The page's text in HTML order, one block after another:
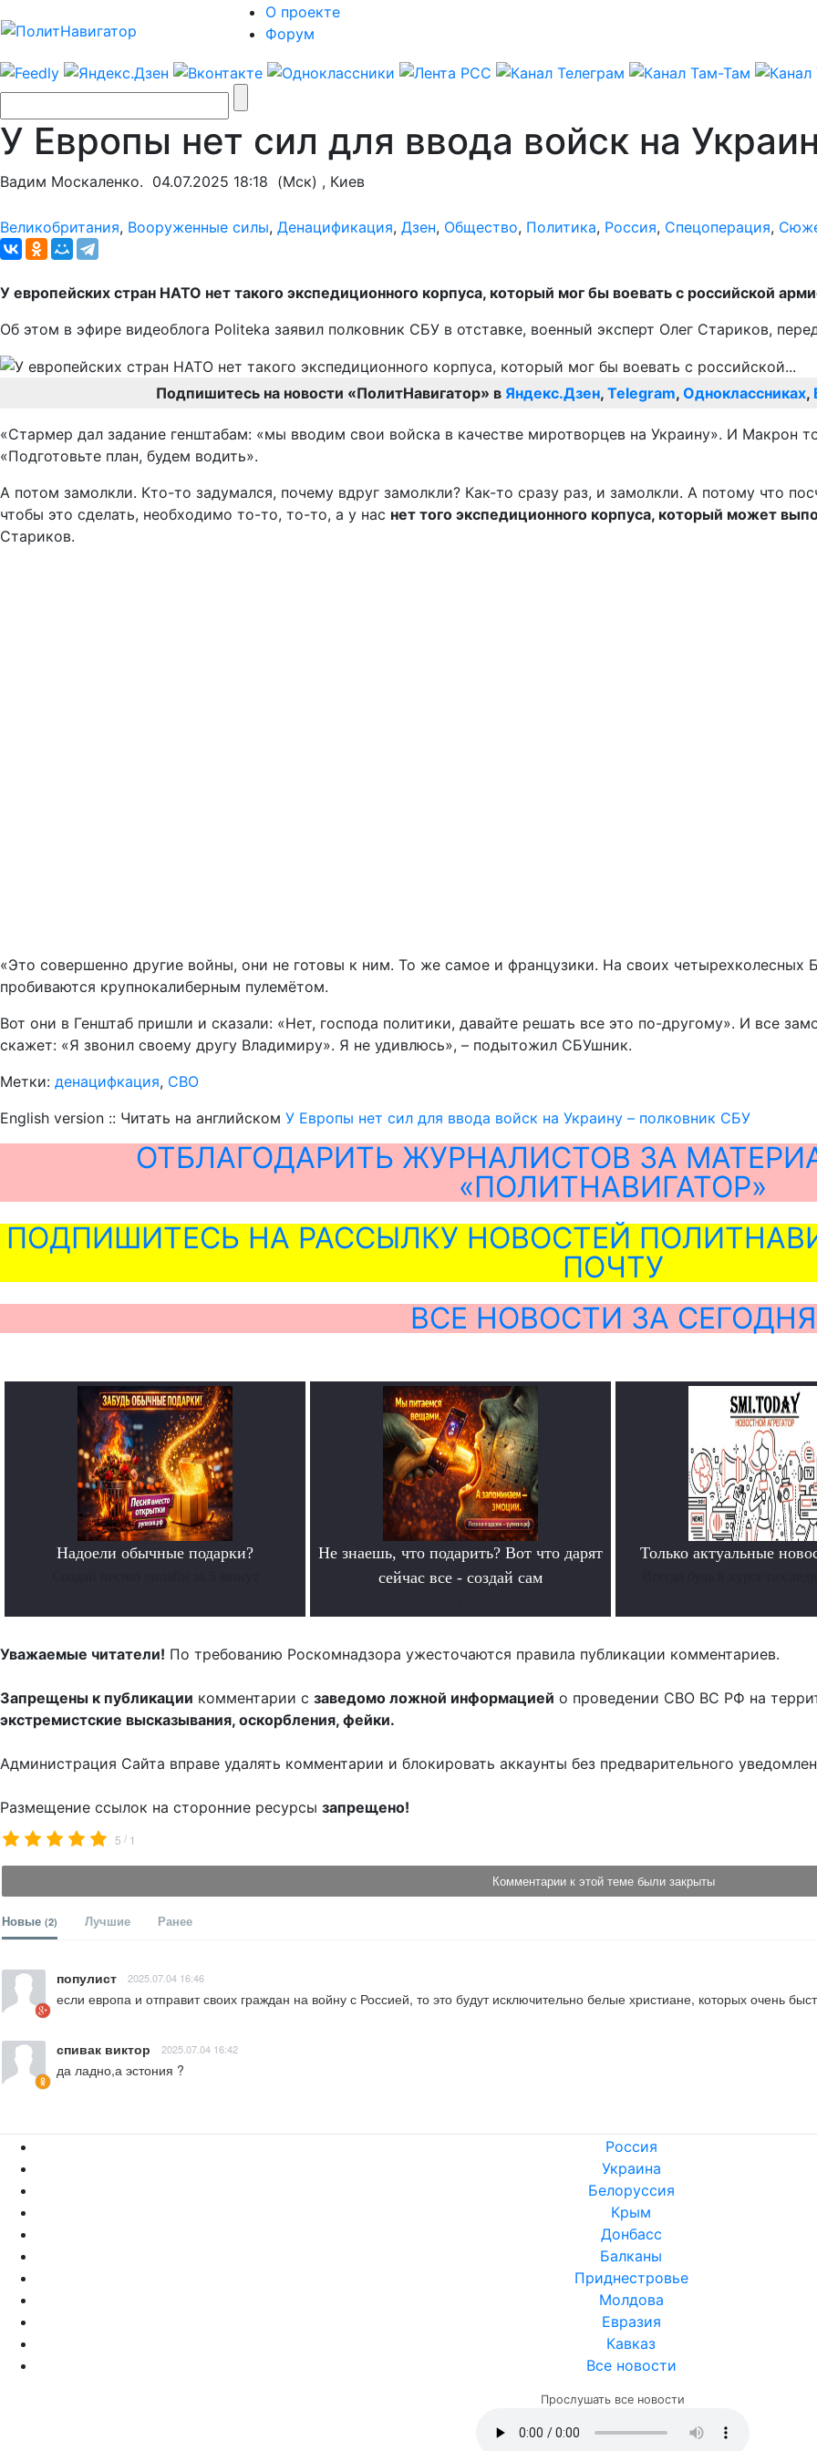
О проекте
Форум
У Европы нет сил для ввода войск на
Вадим Москаленко. 04.07.2025 18:18 (Мск) , Киев
Великобритания, Вооруженные силы, Денацификация, Дзен, Общество, Политика, Россия, Спецоперация,
У европейских стран НАТО нет такого экспедиционного корпуса, который мог бы воевать с российской
Об этом в эфире видеоблога Politeka заявил полковник СБУ в отставке, военный эксперт Олег Стариков,
Подпишитесь на новости «ПолитНавигатор» в Яндекс.Дзен, Telegram, Одноклассниках,
«Стармер дал задание генштабам: «мы вводим свои войска в качестве миротворцев на Украину». И Макрон
«Подготовьте план, будем водить».
А потом замолкли. Кто-то задумался, почему вдруг замолкли? Как-то сразу раз, и замолкли. А потому что
чтобы это сделать, необходимо то-то, то-то, а у нас нет того экспедиционного корпуса, который может
Стариков.
«Это совершенно другие войны, они не готовы к ним. То же самое и французики. На своих четырехколесных
пробиваются крупнокалиберным пулемётом.
Вот они в Генштаб пришли и сказали: «Нет, господа политики, давайте решать все это по-другому». И все
скажет: «Я звонил своему другу Владимиру». Я не удивлюсь», – подытожил СБУшник.
Метки: денацифкация, СВО
English version :: Читать на английском У Европы нет сил для ввода войск на Украину – полковник СБУ
ОТБЛАГОДАРИТЬ ЖУРНАЛИСТОВ ЗА
«ПОЛИТНАВИГАТОР»
ПОДПИШИТЕСЬ НА РАССЫЛКУ НОВОСТЕЙ
ПОЧТУ
ВСЕ НОВОСТИ ЗА СЕГОДНЯ
Надоели обычные подарки?
Не знаешь, что подарить? Вот что дарят
сейчас все - создай сам
Только актуальные
Уважаемые читатели! По требованию Роскомнадзора ужесточаются правила публикации комментариев.
Запрещены к публикации комментарии с заведомо ложной информацией о проведении СВО ВС РФ на
экстремистские высказывания, оскорбления, фейки.
Администрация Сайта вправе удалять комментарии и блокировать аккаунты без предварительного
Размещение ссылок на сторонние ресурсы запрещено!
5 / 1
Комментарии к этой теме были закрыты
Новые (2) Лучшие Ранее
популист 2025.07.04 16:46
если европа и отправит своих граждан на войну с Россией, то это будут исключительно белые христиане, которых очень
спивак виктор 2025.07.04 16:42
да ладно,а эстония ?
Россия
Украина
Белоруссия
Крым
Донбасс
Балканы
Приднестровье
Молдова
Евразия
Кавказ
Все новости
Прослушать все новости